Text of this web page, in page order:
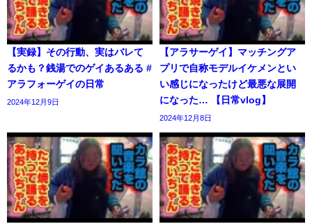
【実録】その行動、実はバレて
るかも？銭湯でのゲイあるある #
アラフォーゲイの日常
2024年12月9日
【アラサーゲイ】マッチングア
プリで自称モデルイケメンとい
い感じになったけど最悪な展開
になった… 【日常vlog】
2024年12月8日